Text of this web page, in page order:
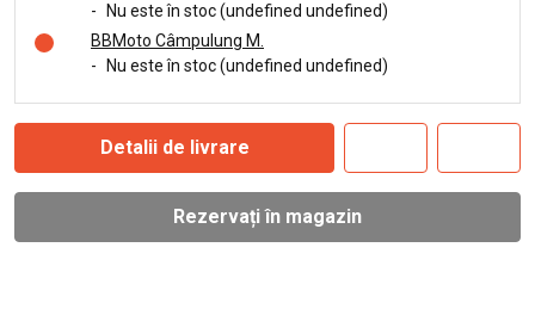
-
Nu este în stoc (undefined undefined)
BBMoto Câmpulung M.
-
Nu este în stoc (undefined undefined)
Detalii de livrare
Rezervați în magazin